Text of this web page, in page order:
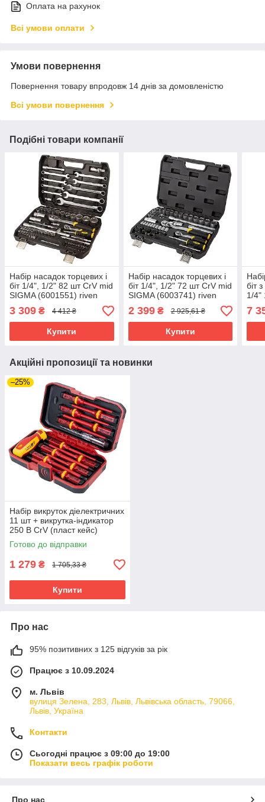
Оплата на рахунок
Всі умови оплати
Умови повернення
Повернення товару впродовж 14 днів за домовленістю
Всі умови повернення
Подібні товари компанії
Набір насадок торцевих і
біт 1/4", 1/2" 82 шт CrV mid
SIGMA (6001551) riven
3 309 ₴ 4 412 ₴
Купити
Набір насадок торцевих і
біт 1/4", 1/2" 72 шт CrV mid
SIGMA (6003741) riven
2 399₴ 2 925,61 ₴
Купити
біт
1/4"
7
Акційні пропозиції та новинки
–25%
Набір викруток діелектричних
11 шт + викрутка-індикатор
250 В CrV (пласт кейс)
SIGMA (4008411) riven
Готово до відправки
1 279 ₴ 1 705,33 ₴
Купити
Про нас
95% позитивних з 125 відгуків за рік
Працює з 10.09.2024
м. Львів
вулиця Зелена, 283, Львів, Львівська область, 79066,
Львів, Україна
Контакти
Сьогодні працює з 09:00 до 19:00
Показати весь графік роботи
Про нас